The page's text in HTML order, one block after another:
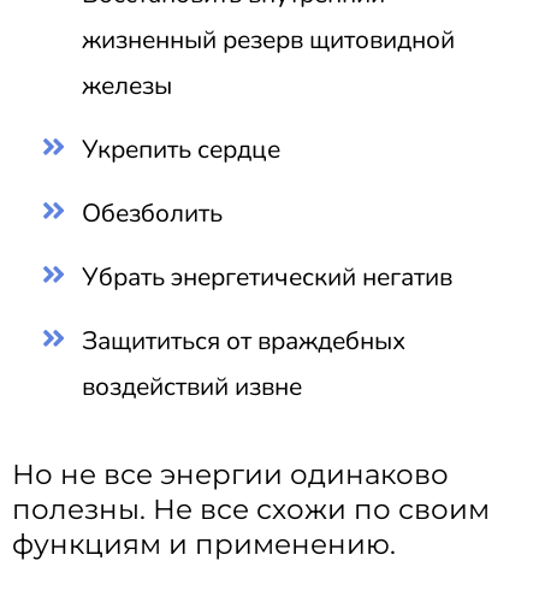
жизненный резерв щитовидной
железы
Укрепить сердце
Обезболить
Убрать энергетический негатив
Защититься от враждебных
воздействий извне
Но не все энергии одинаково
полезны. Не все схожи по своим
функциям и применению.